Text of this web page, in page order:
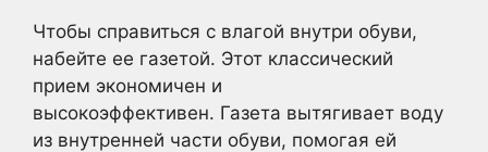
Чтобы справиться с влагой внутри обуви,
набейте ее газетой. Этот классический
прием экономичен и
высокоэффективен. Газета вытягивает воду
из внутренней части обуви, помогая ей